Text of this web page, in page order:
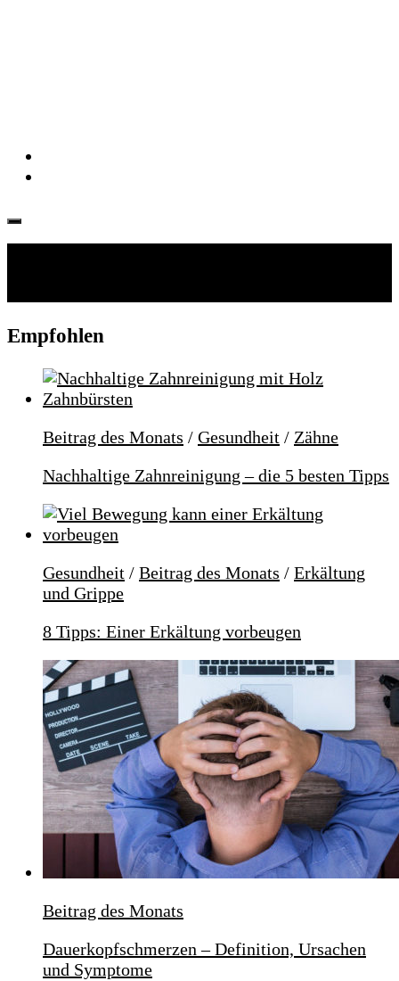
Empfohlen
Beitrag des Monats / Gesundheit / Zähne
Nachhaltige Zahnreinigung – die 5 besten Tipps
Gesundheit / Beitrag des Monats / Erkältung
und Grippe
8 Tipps: Einer Erkältung vorbeugen
Beitrag des Monats
Dauerkopfschmerzen – Definition, Ursachen
und Symptome